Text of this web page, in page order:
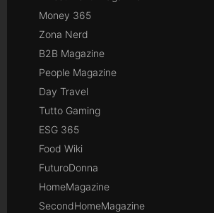
Money 365
Zona Nerd
B2B Magazine
People Magazine
Day Travel
Tutto Gaming
ESG 365
Food Wiki
FuturoDonna
HomeMagazine
SecondHomeMagazine